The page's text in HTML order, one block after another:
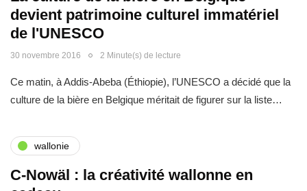
devient patrimoine culturel immatériel
de l'UNESCO
30 novembre 2016 2 Minute(s) de lecture
Ce matin, à Addis-Abeba (Éthiopie), l’UNESCO a décidé que la
culture de la bière en Belgique méritait de figurer sur la liste…
wallonie
C-Nowäl : la créativité wallonne en